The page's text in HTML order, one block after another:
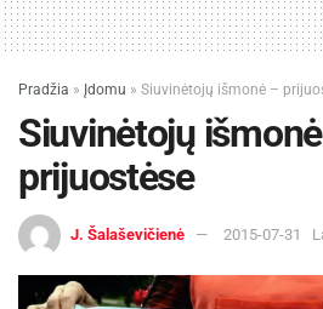
Pradžia » Įdomu » Siuvinėtojų išmonė –
Siuvinėtojų
prijuostėse
J. Šalaševičienė 2015-07-31